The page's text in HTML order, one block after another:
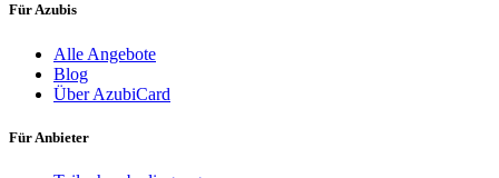
Für Azubis
Alle Angebote
Blog
Über AzubiCard
Für Anbieter